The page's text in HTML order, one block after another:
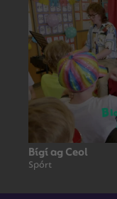
Bígí ag Ceol
Spórt